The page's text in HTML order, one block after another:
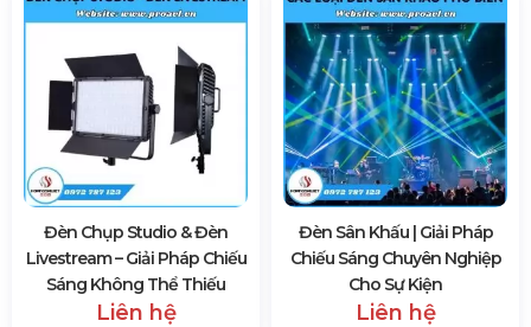
Đèn Chụp Studio & Đèn
Livestream – Giải Pháp Chiếu
Sáng Không Thể Thiếu
Liên hệ
Đèn Sân Khấu | Giải Pháp
Chiếu Sáng Chuyên Nghiệp
Cho Sự Kiện
Liên hệ